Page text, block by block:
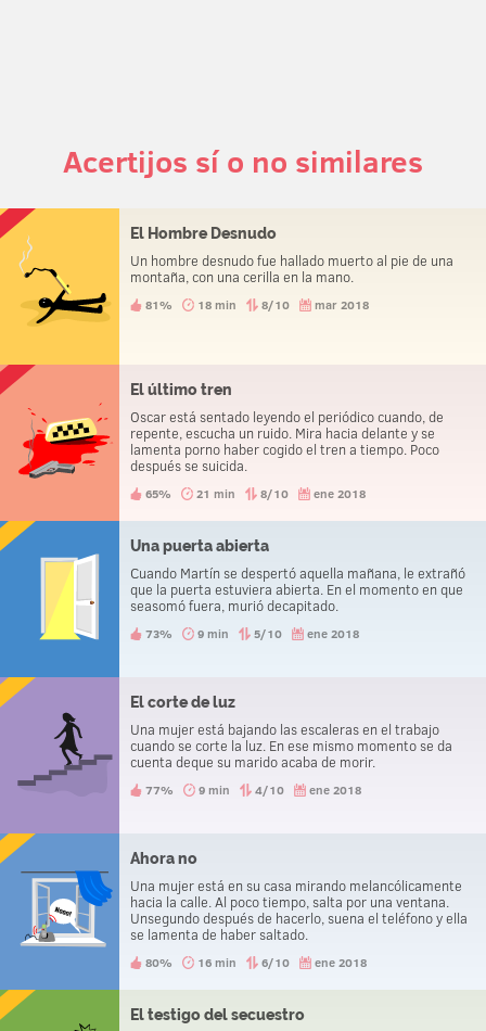
Acertijos sí o no similares
El Hombre Desnudo
Un hombre desnudo fue hallado muerto al pie de una
montaña, con una cerilla en la mano.
81% 18 min 8/10 mar 2018
El último tren
Oscar está sentado leyendo el periódico cuando, de
repente, escucha un ruido. Mira hacia delante y se
lamenta porno haber cogido el tren a tiempo. Poco
después se suicida.
65% 21 min 8/10 ene 2018
Una puerta abierta
Cuando Martín se despertó aquella mañana, le extrañó
que la puerta estuviera abierta. En el momento en que
seasomó fuera, murió decapitado.
73% 9 min 5/10 ene 2018
El corte de luz
Una mujer está bajando las escaleras en el trabajo
cuando se corte la luz. En ese mismo momento se da
cuenta deque su marido acaba de morir.
77% 9 min 4/10 ene 2018
Ahora no
Una mujer está en su casa mirando melancólicamente
hacia la calle. Al poco tiempo, salta por una ventana.
Unsegundo después de hacerlo, suena el teléfono y ella
se lamenta de haber saltado.
80% 16 min 6/10 ene 2018
El testigo del secuestro